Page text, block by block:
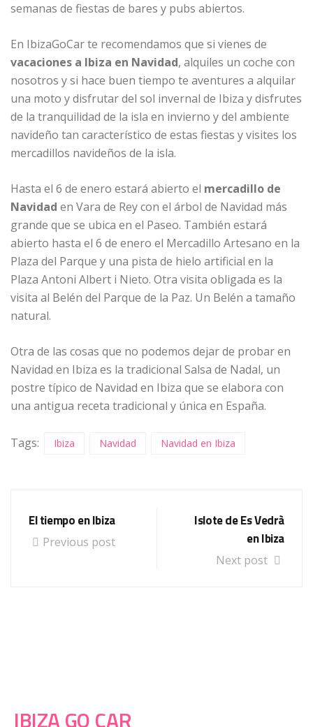
semanas de fiestas de bares y pubs abiertos.
En IbizaGoCar te recomendamos que si vienes de
vacaciones a Ibiza en Navidad, alquiles un coche con
nosotros y si hace buen tiempo te aventures a alquilar
una moto y disfrutar del sol invernal de Ibiza y disfrutes
de la tranquilidad de la isla en invierno y del ambiente
navideño tan característico de estas fiestas y visites los
mercadillos navideños de la isla.
Hasta el 6 de enero estará abierto el mercadillo de
Navidad en Vara de Rey con el árbol de Navidad más
grande que se ubica en el Paseo. También estará
abierto hasta el 6 de enero el Mercadillo Artesano en la
Plaza del Parque y una pista de hielo artificial en la
Plaza Antoni Albert i Nieto. Otra visita obligada es la
visita al Belén del Parque de la Paz. Un Belén a tamaño
natural.
Otra de las cosas que no podemos dejar de probar en
Navidad en Ibiza es la tradicional Salsa de Nadal, un
postre típico de Navidad en Ibiza que se elabora con
una antigua receta tradicional y única en España.
Tags: Ibiza Navidad Navidad en Ibiza
El tiempo en Ibiza
Previous post
Islote de Es Vedrà
en Ibiza
Next post
IBIZA GO CAR